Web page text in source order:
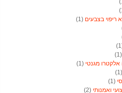
ריפוי בצבעים (1)
(1)
אלקטרו מגנטי (1)
(1)
(1)
ואמנותי (2)